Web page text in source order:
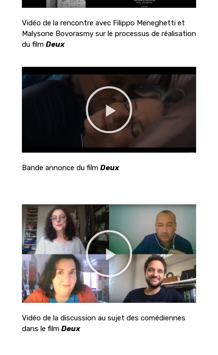
Vidéo de la rencontre avec Filippo Meneghetti et
Malysone Bovorasmy sur le processus de réalisation
du film Deux
Bande annonce du film Deux
Vidéo de la discussion au sujet des comédiennes
dans le film Deux